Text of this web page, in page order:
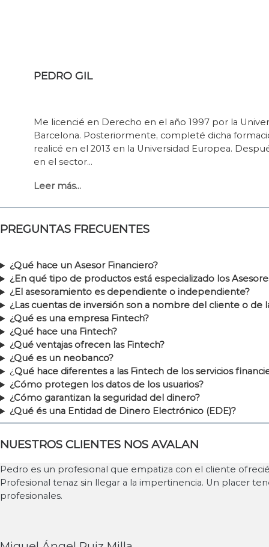
PEDRO GIL
Me licencié en Derecho en el año 1997 por la
Barcelona. Posteriormente, completé dicha
realicé en el 2013 en la Universidad Europea.
en el sector…
Leer más…
PREGUNTAS FRECUENTES
¿Qué hace un Asesor Financiero?
¿En qué tipo de productos está especializado los
¿El asesoramiento es dependiente o independiente?
¿Las cuentas de inversión son a nombre del cliente o de
¿Qué es una empresa Fintech?
¿Qué hace una Fintech?
¿Qué ventajas ofrecen las Fintech?
¿Qué es un neobanco?
¿ Qué hace diferentes a las Fintech de los servicios
¿Cómo protegen los datos de los usuarios?
¿Cómo garantizan la seguridad del dinero?
¿Qué és una Entidad de Dinero Electrónico (EDE)?
NUESTROS CLIENTES NOS AVALAN
Pedro es un profesional que empatiza con el cliente
Profesional tenaz sin llegar a la impertinencia. Un placer
profesionales.